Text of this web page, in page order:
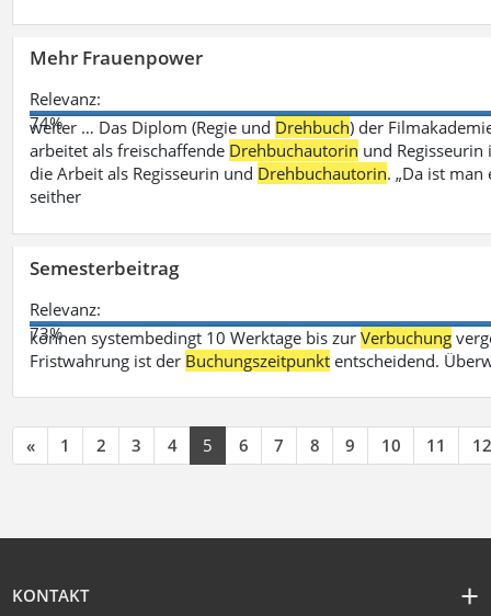
Mehr Frauenpower
Relevanz:
74%
weiter … Das Diplom (Regie und Drehbuch) der
arbeitet als freischaffende Drehbuchautorin und
die Arbeit als Regisseurin und Drehbuchautorin. „Da ist
seither
Semesterbeitrag
Relevanz:
73%
können systembedingt 10 Werktage bis zurVerbuchung
Fristwahrung ist der Buchungszeitpunkt entscheidend.
« 1 2 3 4 5 6 7 8 9 10 11 12
KONTAKT